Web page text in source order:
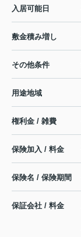
入居可能日
敷金積み増し
その他条件
用途地域
権利金 / 雑費
保険加入 / 料金
保険名 / 保険期間
保証会社 / 料金